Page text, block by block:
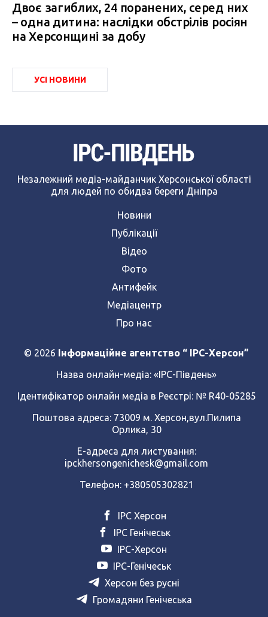
Двоє загиблих, 24 поранених, серед них
– одна дитина: наслідки обстрілів росіян
на Херсонщині за добу
УСІ НОВИНИ
Незалежний медіа-майданчик Херсонської області
для людей по обидва береги Дніпра
Новини
Публікації
Відео
Фото
Антифейк
Медіацентр
Про нас
© 2026 Інформаційне агентство “ IPC-Херсон”
Назва онлайн-медіа: «ІРС-Південь»
Ідентифікатор онлайн медіа в Реєстрі: № R40-05285
Поштова адреса: 73009 м. Херсон,вул.Пилипа
Орлика, 30
Е-адреса для листування:
ipckhersongenichesk@gmail.com
Телефон: +380505302821
ІРС Херсон
ІРС Генічеськ
ІРС-Херсон
ІРС-Генічеськ
Херсон без русні
Громадяни Генічеська